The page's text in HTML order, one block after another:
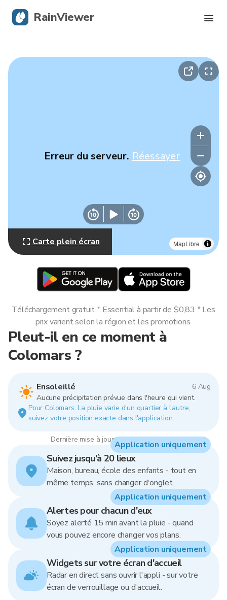
MapLibre
Erreur du serveur. Réessayer
Carte plein écran
Pleut-il en ce moment à
Colomars ?
Ensoleillé
6 Aug
Aucune précipitation prévue dans l'heure qui vient.
Pour Colomars. La pluie varie d'un quartier à l'autre,
suivez votre position exacte dans l'application.
Dernière mise à jour : 03:00, 6 Aug 2026
Téléchargement gratuit * Essential à partir de $0,83 * Les
prix varient selon la région et les promotions.
Suivez jusqu'à 20 lieux
Maison, bureau, école des enfants - tout en
même temps, sans changer d'onglet.
Application uniquement
Alertes pour chacun d'eux
Soyez alerté 15 min avant la pluie - quand
vous pouvez encore changer vos plans.
Application uniquement
Widgets sur votre écran d'accueil
Radar en direct sans ouvrir l'appli - sur votre
écran de verrouillage ou d'accueil.
Application uniquement
RainViewer